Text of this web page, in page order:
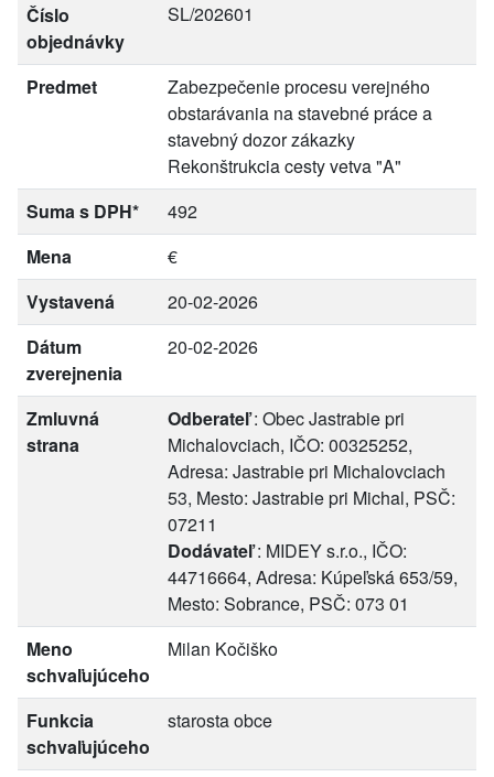
Číslo
objednávky
SL/202601
Predmet
Zabezpečenie procesu verejného
obstarávania na stavebné práce a
stavebný dozor zákazky
Rekonštrukcia cesty vetva "A"
Suma s DPH*
492
Mena
€
Vystavená
20-02-2026
Dátum
zverejnenia
20-02-2026
Zmluvná
strana
Odberateľ: Obec Jastrabie pri
Michalovciach, IČO: 00325252,
Adresa: Jastrabie pri Michalovciach
53, Mesto: Jastrabie pri Michal, PSČ:
07211
Dodávateľ: MIDEY s.r.o., IČO:
44716664, Adresa: Kúpeľská 653/59,
Mesto: Sobrance, PSČ: 073 01
Meno
schvaľujúceho
Milan Kočiško
Funkcia
schvaľujúceho
starosta obce